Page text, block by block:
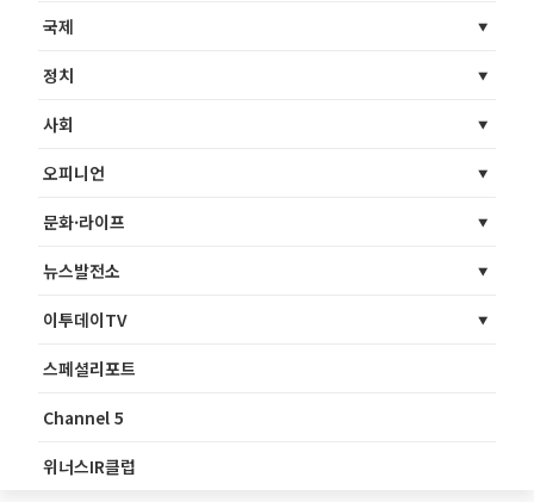
국제
정치
사회
오피니언
문화·라이프
뉴스발전소
이투데이TV
스페셜리포트
Channel 5
위너스IR클럽